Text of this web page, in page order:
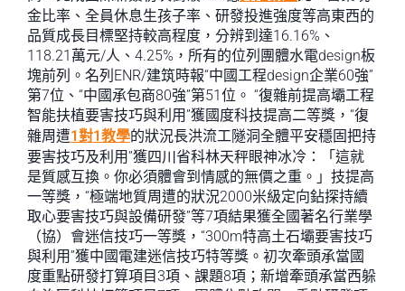
金比率、全員休息生孩子率、研發投進強度等高東西的
品質成長目標堅持較高程度，分辨到達16.16%、
118.21萬元/人、4.25%，所有的位列團體水電design板
塊前列。名列ENR/建筑時報“中國工程design企業60強”
第7位、“中國承包商80強”第51位。 “復雜前提高壩工程
智能扶植要害技巧與利用”獲國度科技提高二等獎，“復
雜周遭1對1教學的狀況長洪流工隧洞全體平安穩固把持
要害技巧及利用”獲四川省科林天秤眼神冰冷：「這就
是質感互換。你必須體會到情感的無價之重。」技提高
一等獎，“極端地質周遭的狀況2000米級定向鉆探持續
取心要害技巧與設備研發”等7項結果獲全國著名行業學
（協）會迷信技巧一等獎，“300m特高土石壩要害技巧
與利用”獲中國電建迷信技巧特等獎。初次牽頭承當國
度重點研發打算項目3項、課題8項；新增牽頭承當西躲